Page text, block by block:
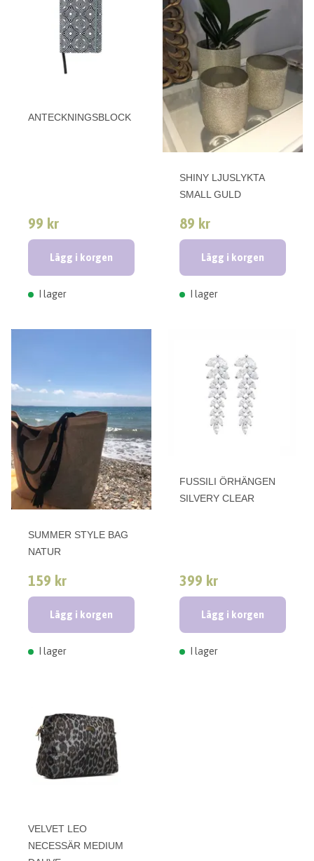
ANTECKNINGSBLOCK
99 kr
Lägg i korgen
I lager
SHINY LJUSLYKTA
SMALL GULD
89 kr
Lägg i korgen
I lager
SUMMER STYLE BAG
NATUR
159 kr
Lägg i korgen
I lager
FUSSILI ÖRHÄNGEN
SILVERY CLEAR
399 kr
Lägg i korgen
I lager
VELVET LEO
NECESSÄR MEDIUM